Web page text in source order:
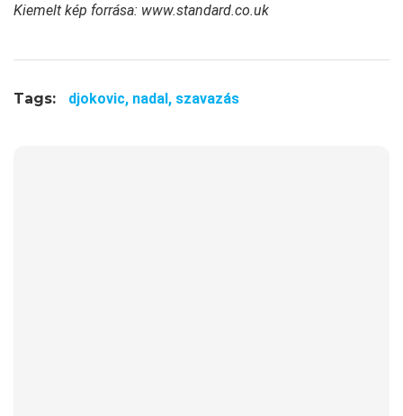
Kiemelt kép forrása: www.standard.co.uk
Tags: djokovic, nadal, szavazás